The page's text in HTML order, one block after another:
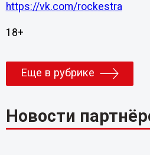
https://vk.com/rockestra
18+
Еще в рубрике
Новости